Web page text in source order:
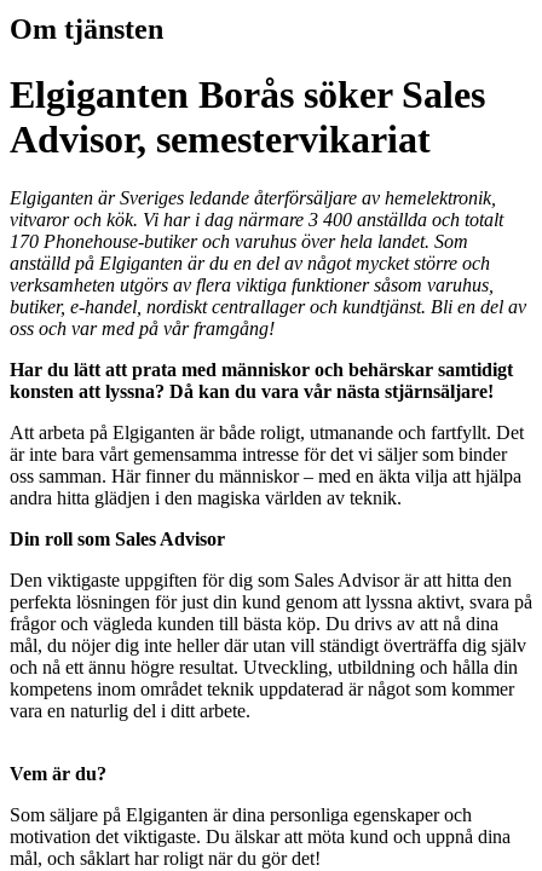
Om tjänsten
Elgiganten Borås söker Sales
Advisor, semestervikariat
Elgiganten är Sveriges ledande återförsäljare av hemelektronik,
vitvaror och kök. Vi har i dag närmare 3 400 anställda och totalt
170 Phonehouse-butiker och varuhus över hela landet. Som
anställd på Elgiganten är du en del av något mycket större och
verksamheten utgörs av flera viktiga funktioner såsom varuhus,
butiker, e-handel, nordiskt centrallager och kundtjänst. Bli en del av
oss och var med på vår framgång!
Har du lätt att prata med människor och behärskar samtidigt
konsten att lyssna? Då kan du vara vår nästa stjärnsäljare!
Att arbeta på Elgiganten är både roligt, utmanande och fartfyllt. Det
är inte bara vårt gemensamma intresse för det vi säljer som binder
oss samman. Här finner du människor – med en äkta vilja att hjälpa
andra hitta glädjen i den magiska världen av teknik.
Din roll som Sales Advisor
Den viktigaste uppgiften för dig som Sales Advisor är att hitta den
perfekta lösningen för just din kund genom att lyssna aktivt, svara på
frågor och vägleda kunden till bästa köp. Du drivs av att nå dina
mål, du nöjer dig inte heller där utan vill ständigt överträffa dig själv
och nå ett ännu högre resultat. Utveckling, utbildning och hålla din
kompetens inom området teknik uppdaterad är något som kommer
vara en naturlig del i ditt arbete.
Vem är du?
Som säljare på Elgiganten är dina personliga egenskaper och
motivation det viktigaste. Du älskar att möta kund och uppnå dina
mål, och såklart har roligt när du gör det!